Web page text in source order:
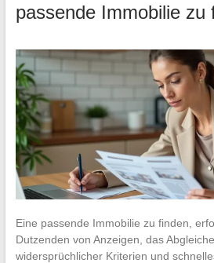
passende Immobilie zu
Eine passende Immobilie zu finden,
Dutzenden von Anzeigen, das
widersprüchlicher Kriterien und